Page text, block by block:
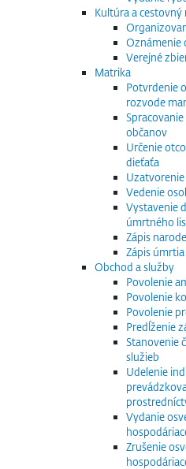
Kultúra a cestovný
Oznámenie
Verejné
Matrika
Potvrdenie
rozvode
občanov
Určenie
dieťaťa
Vedenie
Vystavenie
úmrtného
Zápis
Zápis
Obchod a služby
Povolenie
Povolenie
Povolenie
Predĺženie
Stanovenie
služieb
Udelenie
Vydanie
Zrušenie